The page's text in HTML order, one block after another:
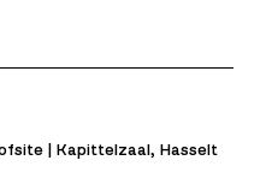
| Kapittelzaal, Hasselt